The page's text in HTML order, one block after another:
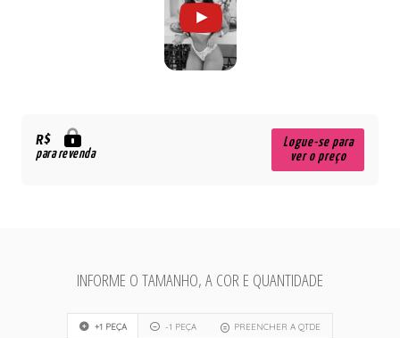
R$
para revenda
Logue-se para
ver o preço
INFORME O TAMANHO, A COR E QUANTIDADE
+1 PEÇA -1 PEÇA PREENCHER A QTDE